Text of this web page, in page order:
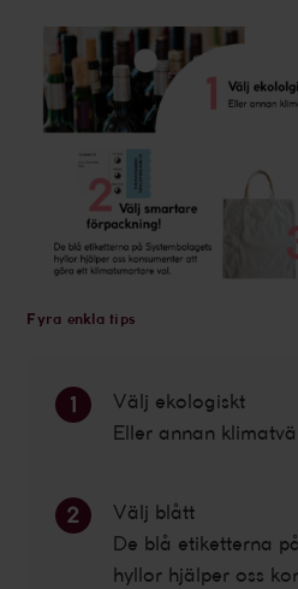
Fyra enkla tips
Välj ekologiskt
Eller annan
Välj blått
De blå etiketterna
hyllor hjälper oss